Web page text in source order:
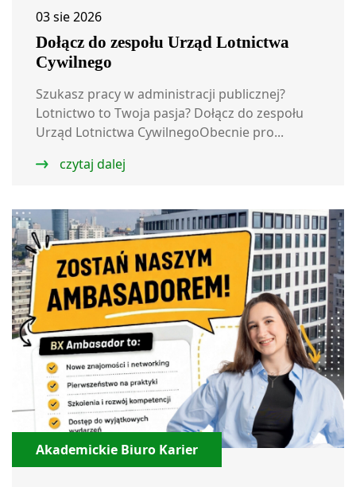
03 sie 2026
Dołącz do zespołu Urząd Lotnictwa
Cywilnego
Szukasz pracy w administracji publicznej?
Lotnictwo to Twoja pasja? Dołącz do zespołu
Urząd Lotnictwa CywilnegoObecnie pro...
czytaj dalej
Akademickie Biuro Karier